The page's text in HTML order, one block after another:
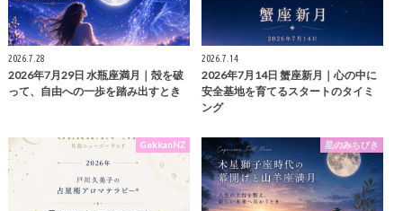
2026.7.28
2026年7月29日 水瓶座満月｜殻を破
って、自由への一歩を踏み出すとき
2026.7.14
2026年7月14日 蟹座新月｜心の中に
安全基地を育てるスタートのタイミ
ング
GekkanNZ 星のみちびき